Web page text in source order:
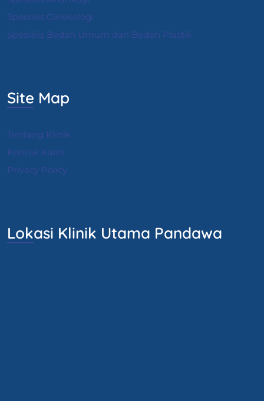
Spesialis Ginekologi
Spesialis Bedah Umum dan Bedah Plastik
Site Map
Tentang Klinik
Kontak Kami
Privacy Policy
Lokasi Klinik Utama Pandawa